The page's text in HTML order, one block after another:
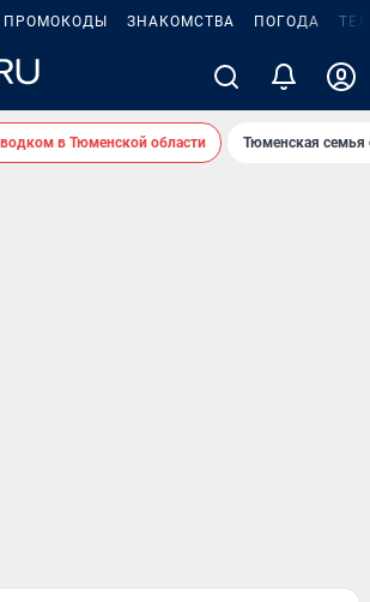
ПРОМОКОДЫ ЗНАКОМСТВА ПОГОДА
в Тюменской области Тюменская семья